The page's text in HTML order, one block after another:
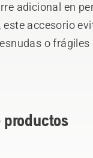
adicional en
accesorio
o